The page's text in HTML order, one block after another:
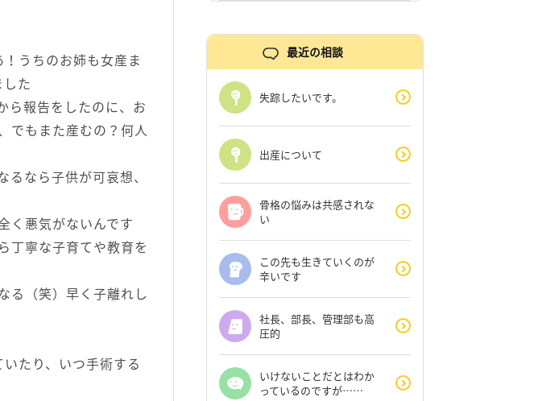
うちのお姉も女産ま
た
ら報告をしたのに、お
でもまた産むの？何人
なら子供が可哀想、
く悪気がないんです
丁寧な子育てや教育を
る（笑）早く子離れし
たり、いつ手術する
最近の相談
失踪したいです。
出産について
骨格の悩みは共感されな
い
この先も生きていくのが
辛いです
社長、部長、管理部も高
圧的
いけないことだとはわか
っているのですが……